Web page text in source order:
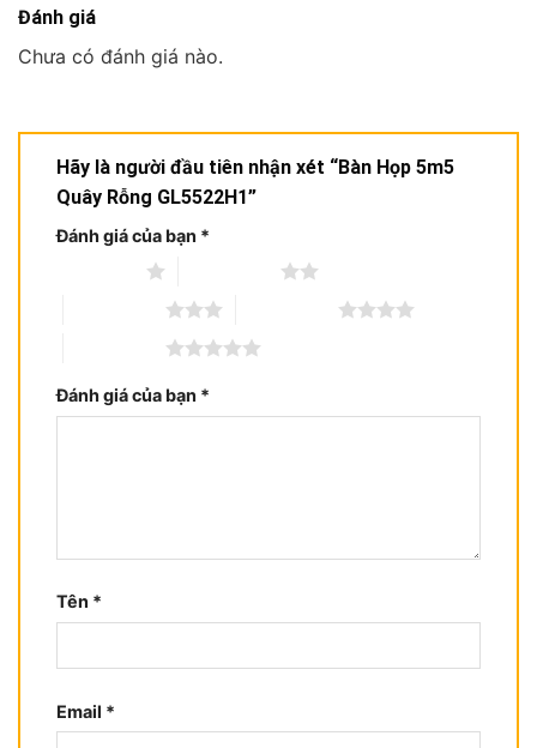
Đánh giá
Chưa có đánh giá nào.
Hãy là người đầu tiên nhận xét “Bàn Họp 5m5
Quây Rỗng GL5522H1”
Đánh giá của bạn *
Đánh giá của bạn *
Tên *
Email *